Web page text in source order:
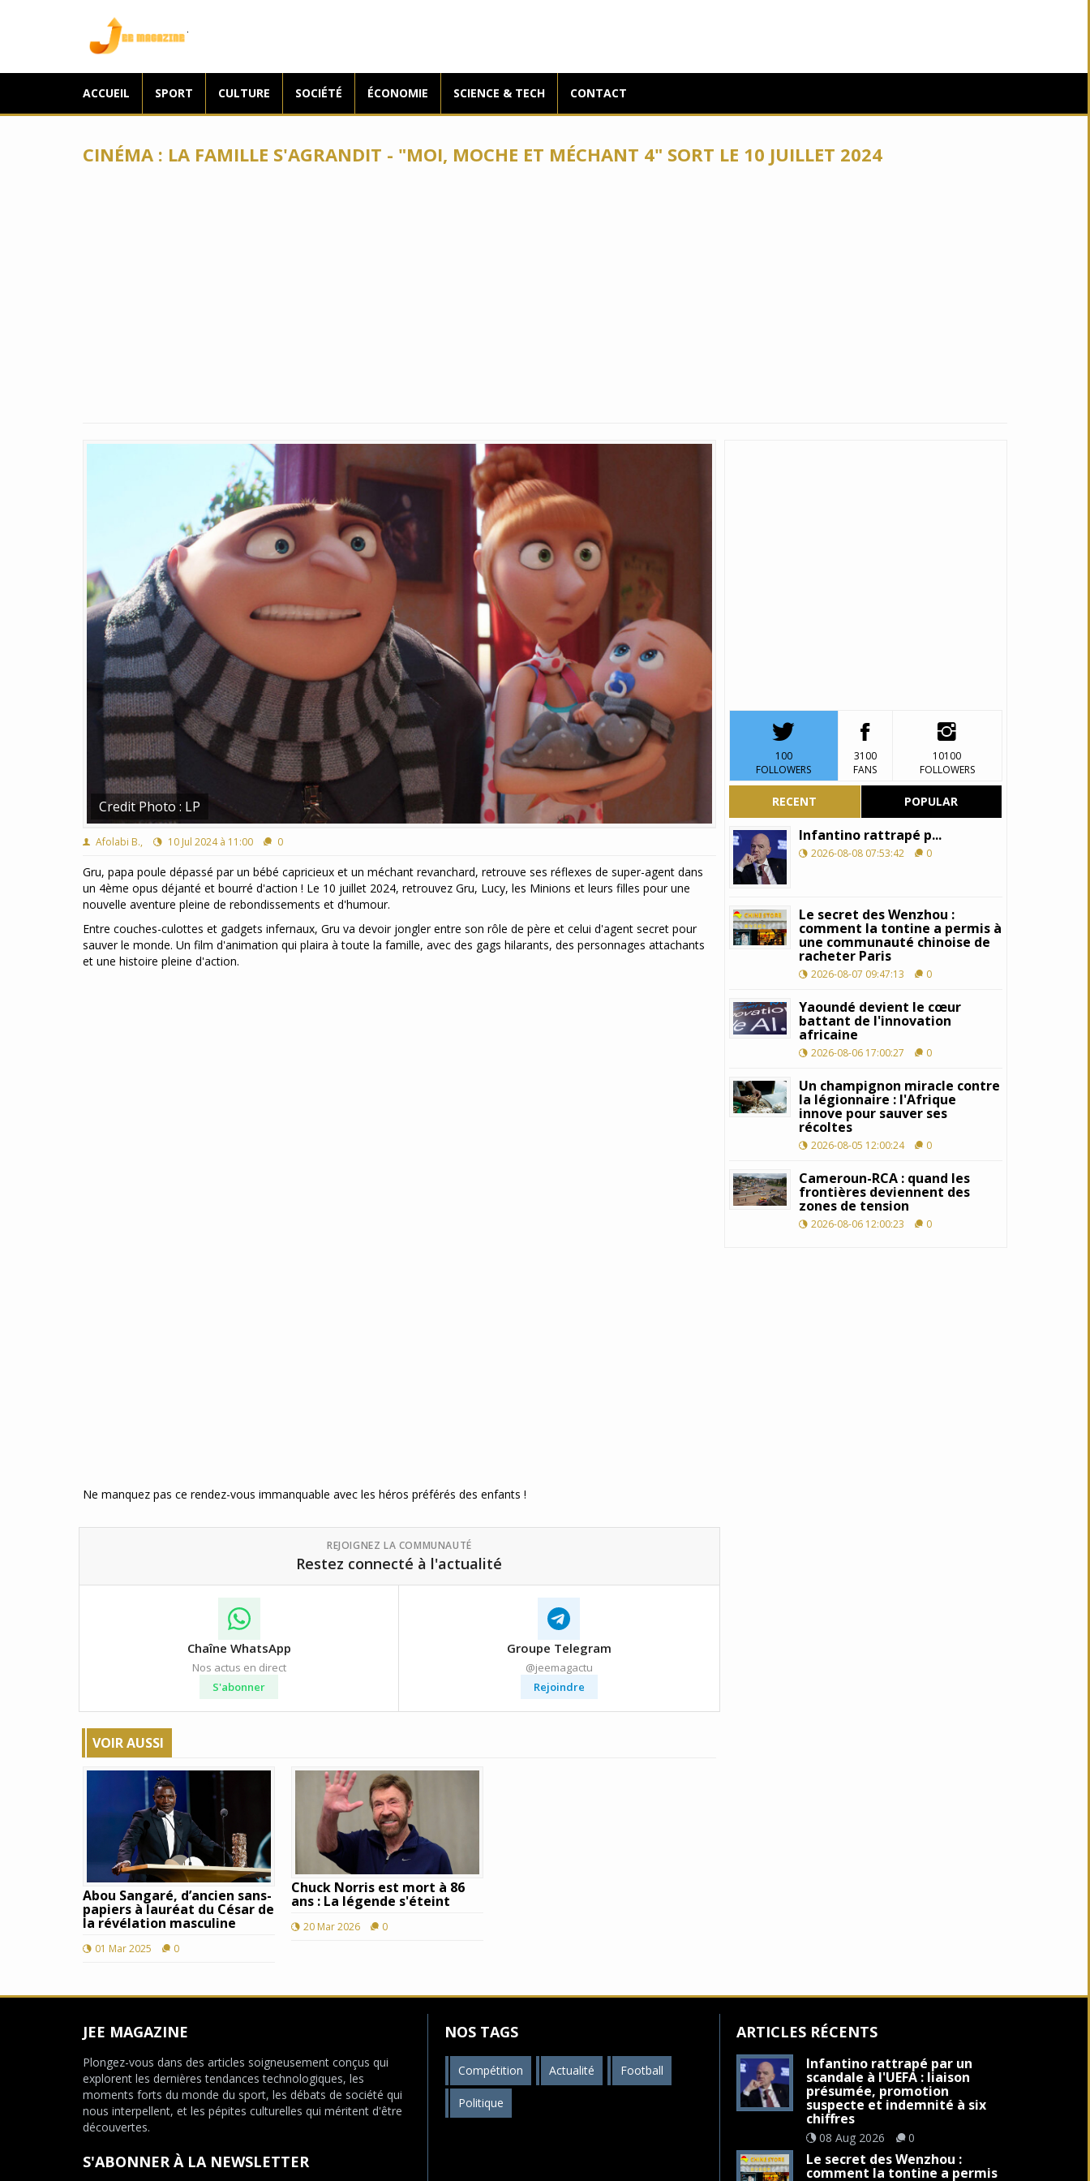
ACCUEIL SPORT CULTURE SOCIÉTÉ ÉCONOMIE SCIENCE & TECH CONTACT
CINÉMA : LA FAMILLE S'AGRANDIT - "MOI, MOCHE ET MÉCHANT 4" SORT LE 10 JUILLET 2024
Credit Photo : LP
Afolabi B., 10 Jul 2024 à 11:00 0
Gru, papa poule dépassé par un bébé capricieux et un méchant revanchard, retrouve ses réflexes de super-agent dans
un 4ème opus déjanté et bourré d'action ! Le 10 juillet 2024, retrouvez Gru, Lucy, les Minions et leurs filles pour une
nouvelle aventure pleine de rebondissements et d'humour.
Entre couches-culottes et gadgets infernaux, Gru va devoir jongler entre son rôle de père et celui d'agent secret pour
sauver le monde. Un film d'animation qui plaira à toute la famille, avec des gags hilarants, des personnages attachants
et une histoire pleine d'action.
Ne manquez pas ce rendez-vous immanquable avec les héros préférés des enfants !
REJOIGNEZ LA COMMUNAUTÉ
Restez connecté à l'actualité
Chaîne WhatsApp
Nos actus en direct
S'abonner
Groupe Telegram
@jeemagactu
Rejoindre
VOIR AUSSI
Abou Sangaré, d’ancien sans-
papiers à lauréat du César de
la révélation masculine
01 Mar 2025 0
Chuck Norris est mort à 86
ans : La légende s'éteint
20 Mar 2026 0
100
FOLLOWERS
3100
FANS
10100
FOLLOWERS
RECENT POPULAR
Infantino rattrapé p...
2026-08-08 07:53:42 0
Le secret des Wenzhou :
comment la tontine a permis à
une communauté chinoise de
racheter Paris
2026-08-07 09:47:13 0
Yaoundé devient le cœur
battant de l'innovation
africaine
2026-08-06 17:00:27 0
Un champignon miracle contre
la légionnaire : l'Afrique
innove pour sauver ses
récoltes
2026-08-05 12:00:24 0
Cameroun-RCA : quand les
frontières deviennent des
zones de tension
2026-08-06 12:00:23 0
JEE MAGAZINE
Plongez-vous dans des articles soigneusement conçus qui
explorent les dernières tendances technologiques, les
moments forts du monde du sport, les débats de société qui
nous interpellent, et les pépites culturelles qui méritent d'être
découvertes.
S'ABONNER À LA NEWSLETTER
NOS TAGS
Compétition Actualité Football
Politique
ARTICLES RÉCENTS
Infantino rattrapé par un
scandale à l'UEFA : liaison
présumée, promotion
suspecte et indemnité à six
chiffres
08 Aug 2026 0
Le secret des Wenzhou :
comment la tontine a permis